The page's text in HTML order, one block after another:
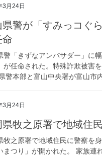
3月24日
命
警「きずなアンバサダー」に
が任命された。特殊詐欺被害
警本部と富山中央署が富山
3月24日
岡県牧之原署で地域
牧之原署で地域住民に警察を
まつり」が開かれた。 家族連